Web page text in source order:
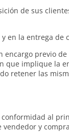
de sus
en la entrega de
encargo previo
que implique la
retener las
conformidad al
vendedor y